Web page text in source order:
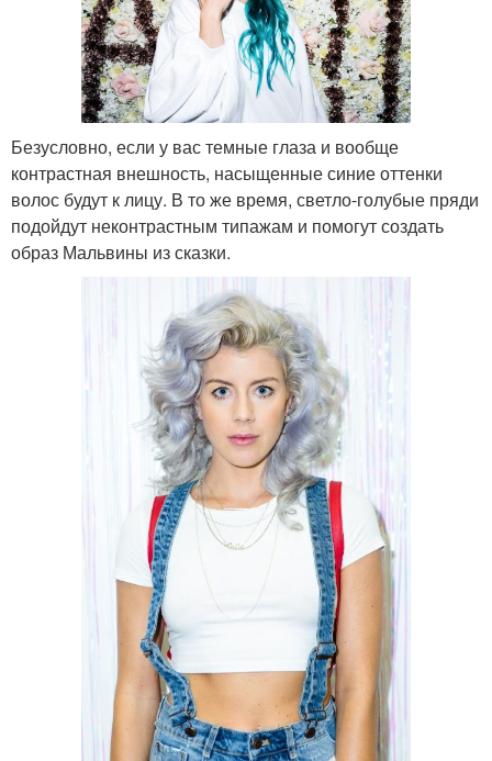
Безусловно, если у вас темные глаза и вообще
контрастная внешность, насыщенные синие оттенки
волос будут к лицу. В то же время, светло-голубые пряди
подойдут неконтрастным типажам и помогут создать
образ Мальвины из сказки.